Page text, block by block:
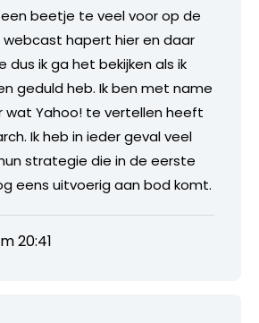
beetje te veel voor op de
webcast hapert hier en daar
dus ik ga het bekijken als ik
geduld heb. Ik ben met name
wat Yahoo! te vertellen heeft
Ik heb in ieder geval veel
strategie die in de eerste
eens uitvoerig aan bod komt.
20:41